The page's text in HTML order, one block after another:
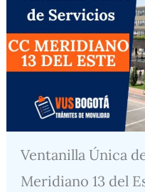
Ventanilla Única
Meridiano 13 del